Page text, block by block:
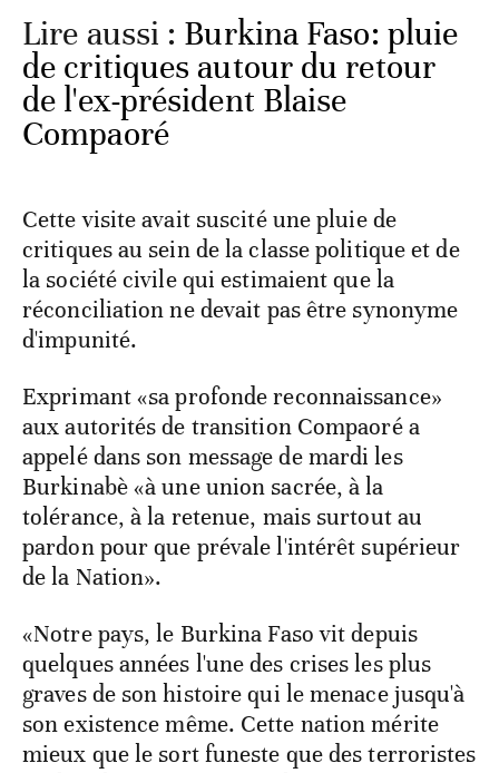
Lire aussi : Burkina Faso: pluie
de critiques autour du retour
de l'ex-président Blaise
Compaoré
Cette visite avait suscité une pluie de
critiques au sein de la classe politique et de
la société civile qui estimaient que la
réconciliation ne devait pas être synonyme
d'impunité.
Exprimant «sa profonde reconnaissance»
aux autorités de transition Compaoré a
appelé dans son message de mardi les
Burkinabè «à une union sacrée, à la
tolérance, à la retenue, mais surtout au
pardon pour que prévale l'intérêt supérieur
de la Nation».
«Notre pays, le Burkina Faso vit depuis
quelques années l'une des crises les plus
graves de son histoire qui le menace jusqu'à
son existence même. Cette nation mérite
mieux que le sort funeste que des terroristes